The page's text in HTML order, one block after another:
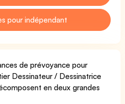
pour indépendant
de prévoyance pour
Dessinateur / Dessinatrice
en deux grandes